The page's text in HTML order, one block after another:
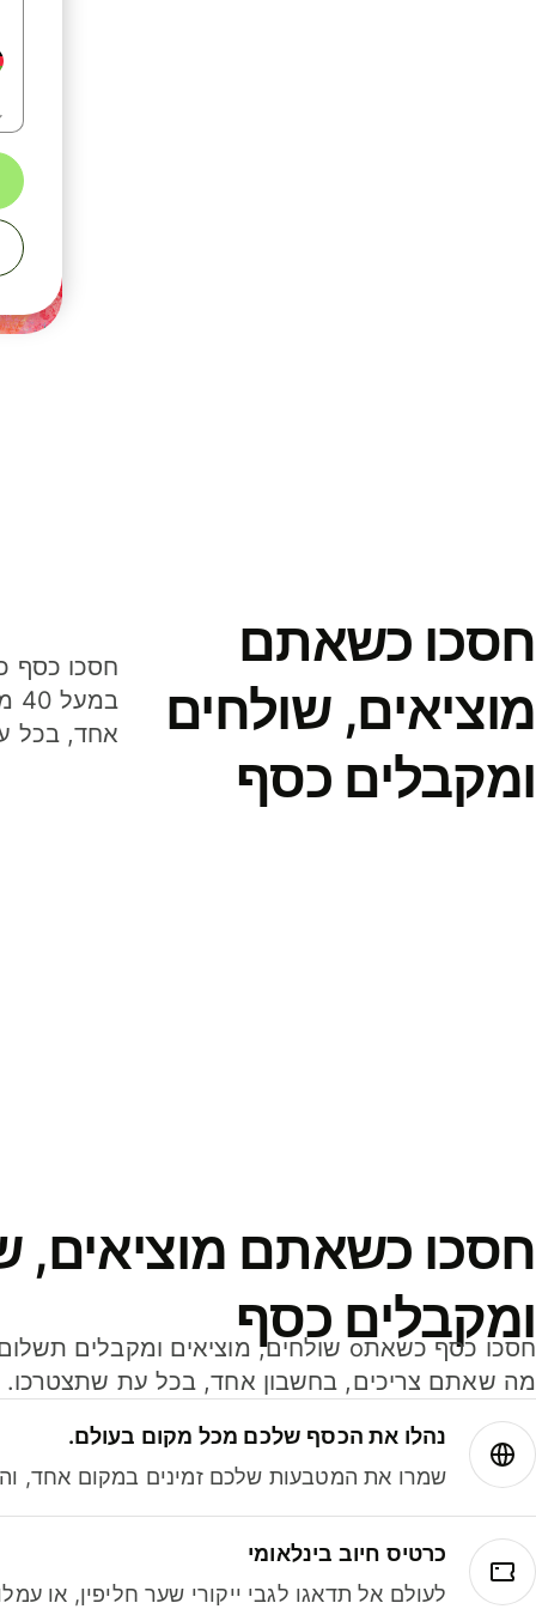
חסכו כשאתם
מוציאים, שולחים
ומקבלים כסף
אחד, בכל
חסכו כשאתם מוציאים,
ומקבלים כסף
מה שאתם צריכים, בחשבון אחד, בכל עת שתצטרכו.
נהלו את הכסף שלכם מכל מקום בעולם.
שמרו את המטבעות שלכם זמינים במקום אחד,
כרטיס חיוב בינלאומי
לעולם אל תדאגו לגבי ייקורי שער חליפין, או